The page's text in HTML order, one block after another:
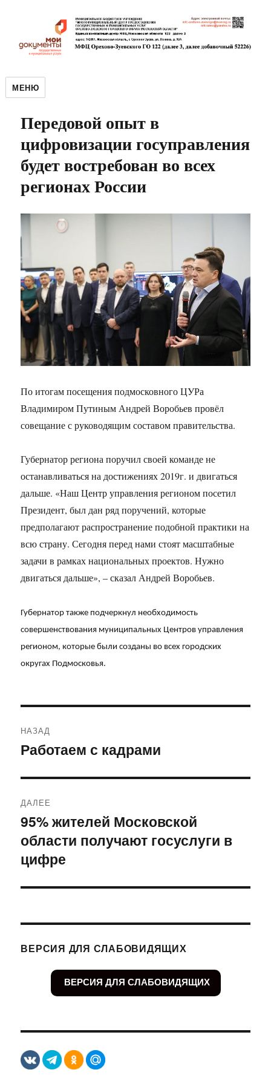
МЕНЮ
Передовой опыт в
цифровизации госуправления
будет востребован во всех
регионах России
По итогам посещения подмосковного ЦУРа
Владимиром Путиным Андрей Воробьев провёл
совещание с руководящим составом правительства.
Губернатор региона поручил своей команде не
останавливаться на достижениях 2019г. и двигаться
дальше. «Наш Центр управления регионом посетил
Президент, был дан ряд поручений, которые
предполагают распространение подобной практики на
всю страну. Сегодня перед нами стоят масштабные
задачи в рамках национальных проектов. Нужно
двигаться дальше», – сказал Андрей Воробьев.
Губернатор также подчеркнул необходимость
совершенствования муниципальных Центров управления
регионом, которые были созданы во всех городских
округах Подмосковья.
по
НАЗАД
Предыдущая
Работаем с кадрами
ДАЛЕЕ
Следующая
запись:
95% жителей Московской
области получают госуслуги в
цифре
ВЕРСИЯ ДЛЯ СЛАБОВИДЯЩИХ
ВЕРСИЯ ДЛЯ СЛАБОВИДЯЩИХ